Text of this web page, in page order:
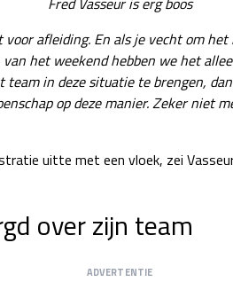
voor afleiding. En als je vecht om
het weekend hebben we het
team in deze situatie te brengen,
op deze manier. Zeker niet
uitte met een vloek, zei
over zijn team
ADVERTENTIE